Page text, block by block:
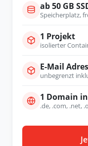
ab 50 GB
Speicherplatz,
1 Projekt
isolierter
E-Mail
unbegrenzt
1 Domain
.de, .com, .net,